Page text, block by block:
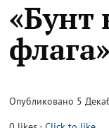
«Бунт
Опубликовано 5